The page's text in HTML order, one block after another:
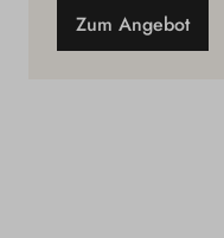
Zum Angebot